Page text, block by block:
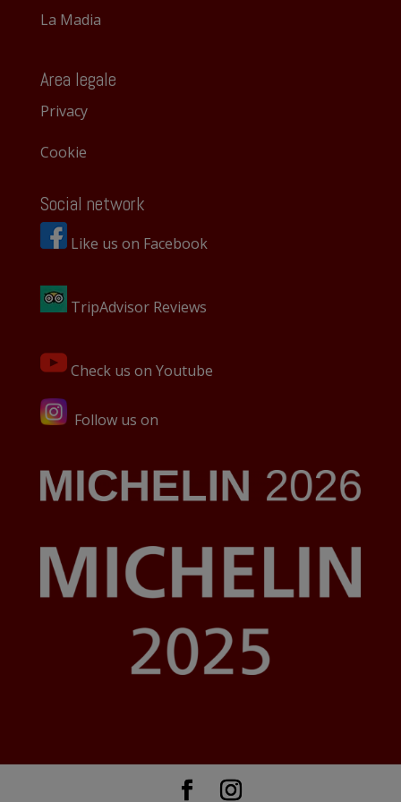
La Madia
Area legale
Privacy
Cookie
Social network
Like us on Facebook
TripAdvisor Reviews
Check us on Youtube
Follow us on